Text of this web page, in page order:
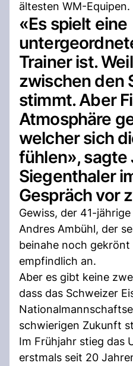
ältesten WM-Equipen.
«Es spielt eine
Trainer ist.
zwischen den
stimmt. Aber
Atmosphäre
welcher sich
fühlen», sagte
Siegenthaler
Gespräch vor
Gewiss, der 41-
Andres Ambühl, der
beinahe noch
empfindlich an.
Aber es gibt keine
dass das Schweizer
schwierigen Zukunft
Im Frühjahr stieg das
erstmals seit 20